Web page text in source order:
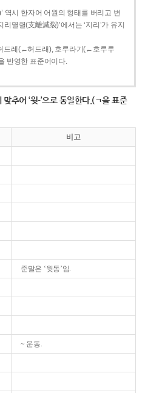
시 한자어 어원의 형태를 버리고 변
멸렬(支離滅裂)’에서는 ‘지리’가 유지
드레(←허드래), 호루라기(←호루루
반영한 표준어이다.
맞추어 ‘윗-’으로 통일한다.(ㄱ을 표준
비고
준말은 ‘윗동’임.
~ 운동.